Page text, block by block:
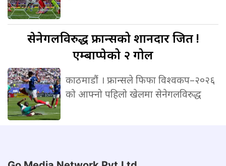
सेनेगलविरुद्धफ्रान्सको शानदार जित !
एम्बाप्पेको २ गोल
काठमाडौं । फ्रान्सले फिफा विश्वकप–२०२६
को आफ्नो पहिलो खेलमा सेनेगलविरुद्ध